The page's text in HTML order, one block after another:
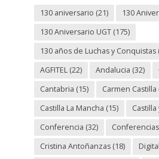
130 aniversario (21) 130
130 Aniversario UGT(175)
130 años de Luchas y Conquistas
AGFITEL(22) Andalucia (32)
Cantabria (15) Carmen Castilla
Castilla La Mancha (15) Castilla
Conferencia (32) Conferencias
Cristina Antoñanzas(18)